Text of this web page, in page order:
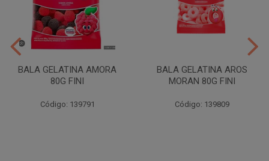
BALA GELATINA AMORA
80G FINI
Código: 139791
BALA GELATINA AROS
MORAN 80G FINI
Código: 139809